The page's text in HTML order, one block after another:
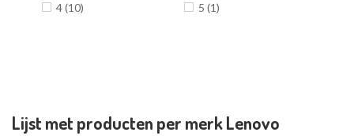
4(10) 5 (1)
Lijst met producten per merk Lenovo